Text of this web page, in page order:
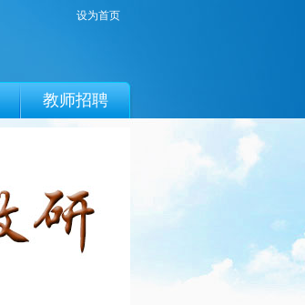
设为首页
教师招聘